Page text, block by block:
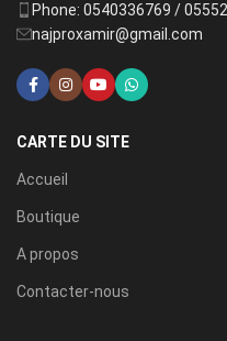
Phone: 0540336769 /
najproxamir@gmail.com
CARTE DU SITE
Accueil
Boutique
A propos
Contacter-nous